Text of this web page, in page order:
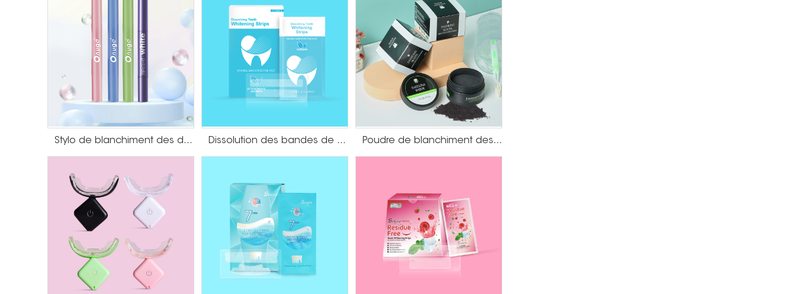
due à la dermatite et pellicules.
Stylo de blanchiment des dents par galvanoplastie Dissolution des bandes de blanchiment des dents Poudre de blanchiment des dents au charbon actif